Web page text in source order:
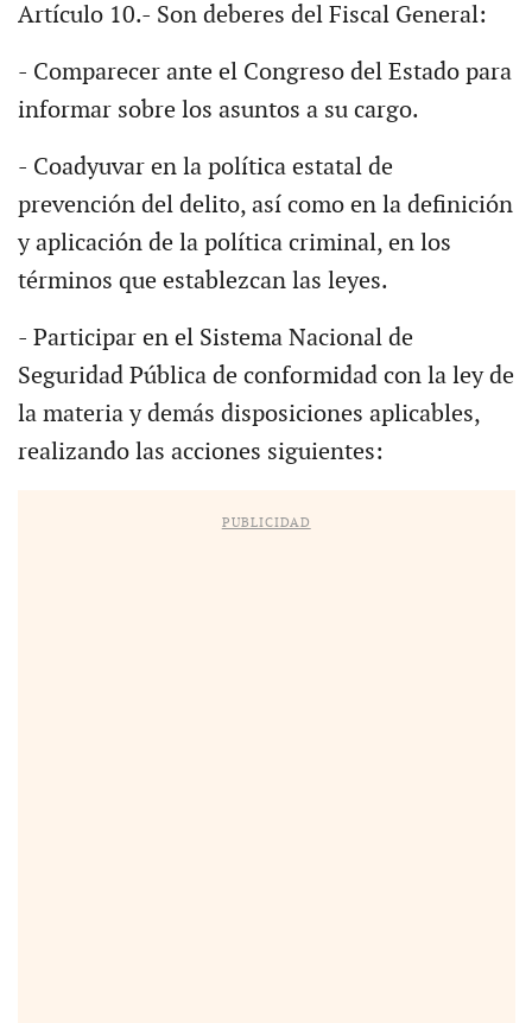
Artículo 10.- Son deberes del Fiscal General:
- Comparecer ante el Congreso del Estado para
informar sobre los asuntos a su cargo.
- Coadyuvar en la política estatal de
prevención del delito, así como en la definición
y aplicación de la política criminal, en los
términos que establezcan las leyes.
- Participar en el Sistema Nacional de
Seguridad Pública de conformidad con la ley de
la materia y demás disposiciones aplicables,
realizando las acciones siguientes:
PUBLICIDAD